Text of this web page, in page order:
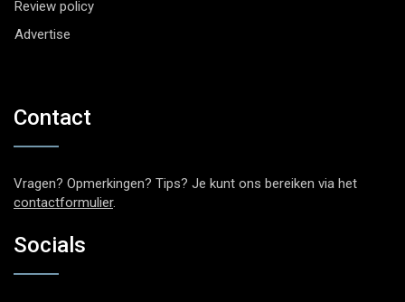
Review policy
Advertise
Contact
Vragen? Opmerkingen? Tips? Je kunt ons bereiken via het
contactformulier.
Socials